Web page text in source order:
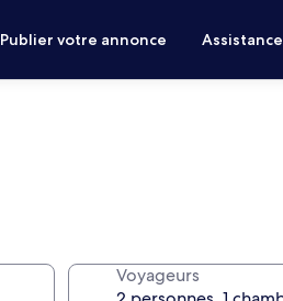
Publier votre annonce Assistance
Voyageurs